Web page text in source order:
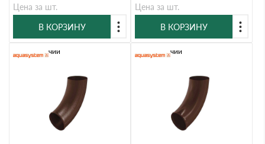
Цена за шт.
В КОРЗИНУ
Цена за шт.
В КОРЗИНУ
В наличии В наличии